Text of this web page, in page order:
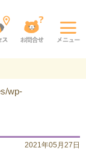
wp-
2021年05月27日